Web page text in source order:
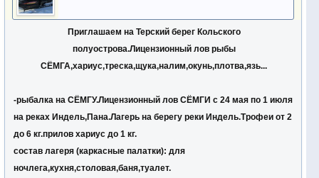
Приглашаем на Терский берег Кольского
полуострова.Лицензионный лов рыбы
СЁМГА,хариус,треска,щука,налим,окунь,плотва,язь...
-рыбалка на СЁМГУ.Лицензионный лов СЁМГИ с 24 мая по 1 июля
на реках Индель,Пана.Лагерь на берегу реки Индель.Трофеи от 2
до 6 кг.прилов хариус до 1 кг.
состав лагеря (каркасные палатки): для
ночлега,кухня,столовая,баня,туалет.